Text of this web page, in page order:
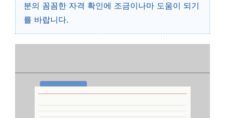
분의 꼼꼼한 자격 확인에 조금이나마 도움이 되기
를 바랍니다.